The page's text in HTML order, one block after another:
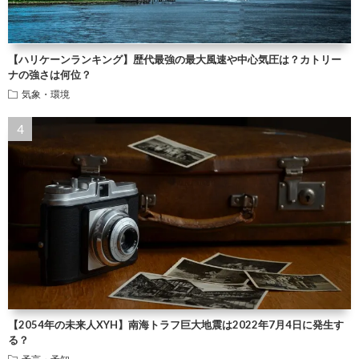
【ハリケーンランキング】歴代最強の最大風速や中心気圧は？カトリー
ナの強さは何位？
気象・環境
【2054年の未来人XYH】南海トラフ巨大地震は2022年7月4日に発生す
る？